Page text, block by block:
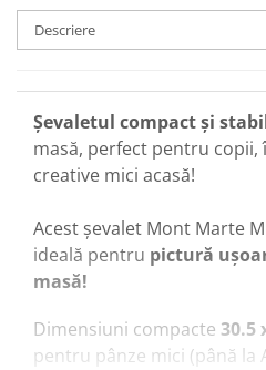
Descriere
Şevaletul compact și
masă, perfect pentru copii,
creative mici acasă!
Acest șevalet Mont Marte
ideală pentru pictură
masă!
Dimensiuni compacte 30.5
pentru pânze mici (până la